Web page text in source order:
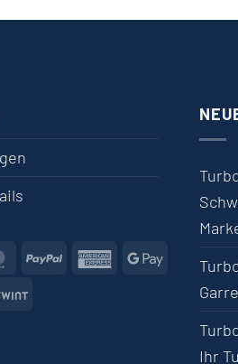
MasterCard
PayPalAmerican Express
Google Pay
Twint
Ihr